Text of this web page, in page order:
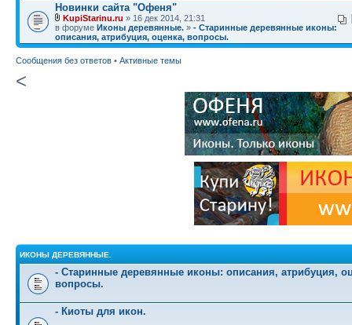
Новинки сайта "Офеня"
KupiStarinu.ru » 16 дек 2014, 21:31
в форуме Иконы деревянные. » - Старинные деревянные иконы:
описания, атрибуция, оценка, вопросы.
Сообщения без ответов • Активные темы
<
ИКОНЫ ДЕРЕВЯННЫЕ.
- Старинные деревянные иконы: описания, атрибуция,
вопросы.
- Киоты для икон.